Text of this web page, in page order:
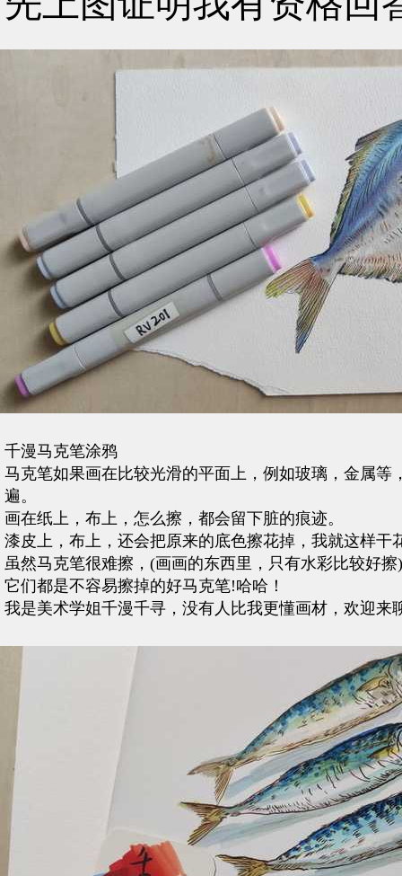
千漫马克笔涂鸦
马克笔如果画在比较光滑的平面上，例如玻璃，金属
遍。
画在纸上，布上，怎么擦，都会留下脏的痕迹。
漆皮上，布上，还会把原来的底色擦花掉，我就这样干
虽然马克笔很难擦，(画画的东西里，只有水彩比较好
它们都是不容易擦掉的好马克笔!哈哈！
我是美术学姐千漫千寻，没有人比我更懂画材，欢迎来